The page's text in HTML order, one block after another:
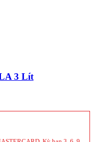
3 Lít